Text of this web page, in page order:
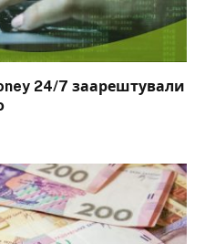
24/7 заарештували